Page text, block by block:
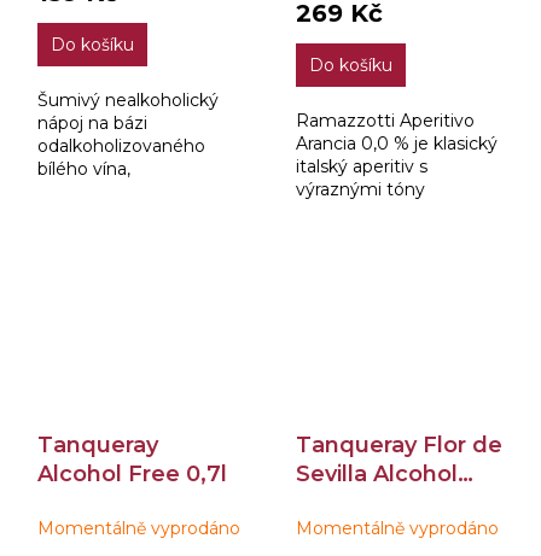
4,0
5
hvězdiček.
Do košíku
Šumivý nealkoholický
nápoj na bázi
odalkoholizovaného
bílého vína,
269 Kč
Do košíku
Ramazzotti Aperitivo
Arancia 0,0 % je klasický
italský aperitiv s
výraznými tóny
Tanqueray
Alcohol Free 0,7l
Momentálně vyprodáno
Tanqueray Flor de
Sevilla Alcohol
Momentálně vyprodáno